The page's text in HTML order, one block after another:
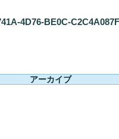
4D76-BE0C-
アーカイブ